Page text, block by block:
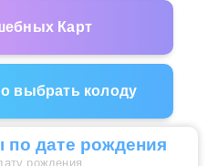
Карт
выбрать колоду
по дате рождения
рождения